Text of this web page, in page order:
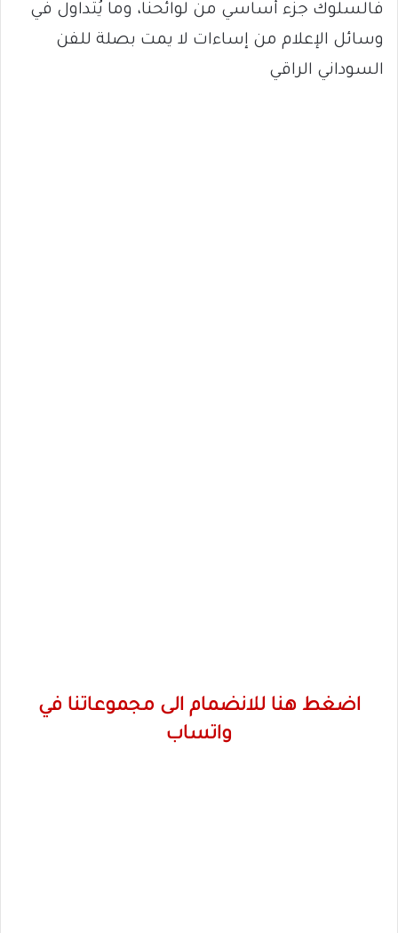
فالسلوك جزء أساسي من لوائحنا، وما يُتداول في
وسائل الإعلام من إساءات لا يمت بصلة للفن
السوداني الراقي
اضغط هنا للانضمام الى مجموعاتنا في
واتساب